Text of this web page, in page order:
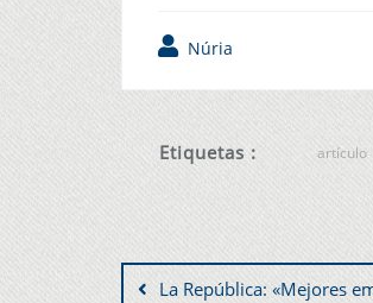
Núria
Etiquetas : artículo
La República: «Mejores